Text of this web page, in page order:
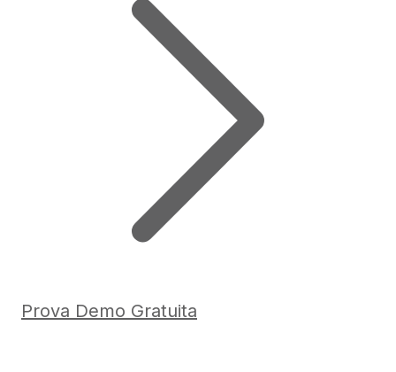
Prova Demo Gratuita